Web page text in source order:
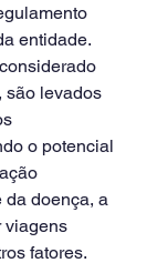
entidade.
são levados
o potencial
da doença, a
viagens
fatores.